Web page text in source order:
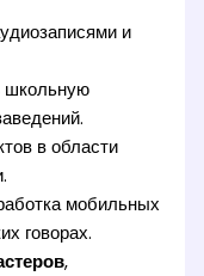
и
школьную
в области
мобильных
говорах.
,